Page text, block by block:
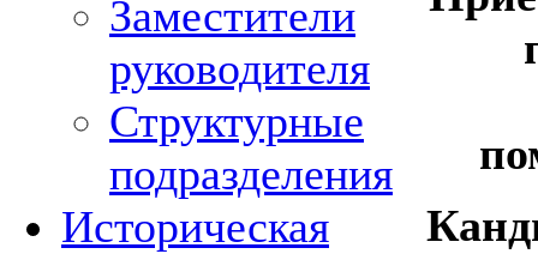
Заместители
руководителя
Структурные
подразделения
Историческая